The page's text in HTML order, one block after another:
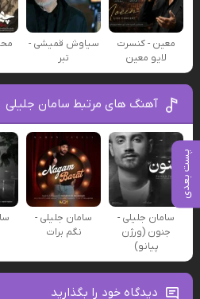
پست بعدی
معین - کنسرت
لایو معین
سیاوش قمیشی -
تبر
آهنگ های مرتبط سامان جلیلی
سامان جلیلی -
جنون (ورژن
پیانو)
سامان جلیلی -
نگم برات
دیدگاه خود را بگذارید